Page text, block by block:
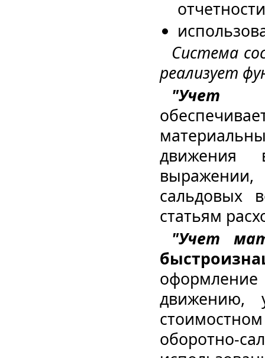
Система
реализует
"Учет
движения
выражении,
сальдовых
статьям
"Учет
движению,